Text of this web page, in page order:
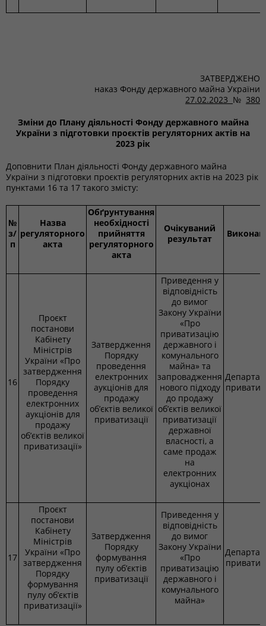
ЗАТВЕРДЖЕНО
наказ Фонду державного майна України
27.02.2023 № 380
Зміни до Плану діяльності Фонду державного майна
України з підготовки проєктів регуляторних актів на
2023 рік
Доповнити План діяльності Фонду державного майна
України з підготовки проєктів регуляторних актів на 2023 рік
пунктами 16 та 17 такого змісту:
№
з/
п
Назва
регуляторного
акта
Обґрунтування
необхідності
прийняття
регуляторного
акта
Очікуваний
результат
16
Проєкт
постанови
Кабінету
Міністрів
України «Про
затвердження
Порядку
проведення
електронних
аукціонів для
продажу
об’єктів великої
приватизації»
Затвердження
Порядку
проведення
електронних
аукціонів для
продажу
об’єктів великої
приватизації
Приведення у
відповідність
до вимог
Закону України
«Про
приватизацію
державного і
комунального
майна» та
запровадження
нового підходу
до продажу
об’єктів великої
приватизації
державної
власності, а
саме продаж
на
електронних
аукціонах
17
Проєкт
постанови
Кабінету
Міністрів
України «Про
затвердження
Порядку
формування
пулу об’єктів
приватизації»
Затвердження
Порядку
формування
пулу об’єктів
приватизації
Приведення у
відповідність
до вимог
Закону України
«Про
приватизацію
державного і
комунального
майна»